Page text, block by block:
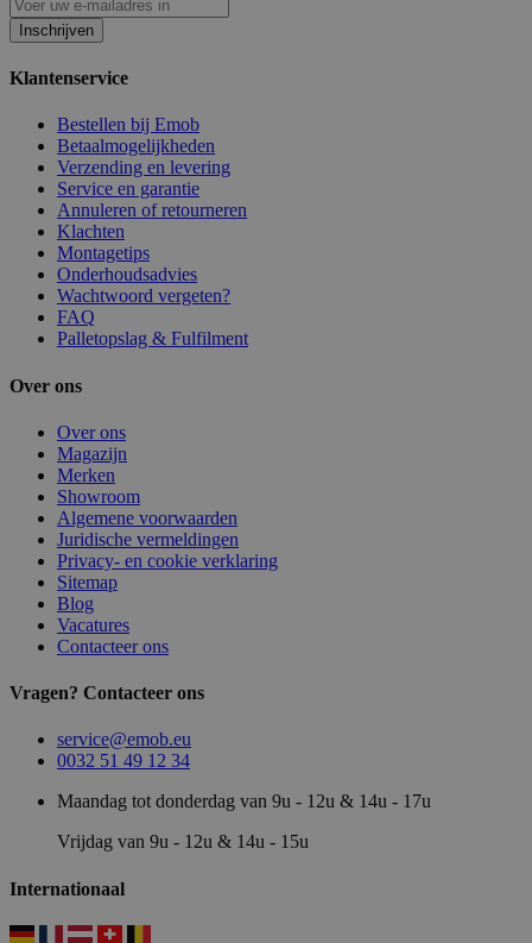
Inschrijven
Klantenservice
Bestellen bij Emob
Betaalmogelijkheden
Verzending en levering
Service en garantie
Annuleren of retourneren
Klachten
Montagetips
Onderhoudsadvies
Wachtwoord vergeten?
FAQ
Palletopslag & Fulfilment
Over ons
Over ons
Magazijn
Merken
Showroom
Algemene voorwaarden
Juridische vermeldingen
Privacy- en cookie verklaring
Sitemap
Blog
Vacatures
Contacteer ons
Vragen? Contacteer ons
service@emob.eu
0032 51 49 12 34
Maandag tot donderdag van 9u - 12u & 14u - 17u
Vrijdag van 9u - 12u & 14u - 15u
Internationaal